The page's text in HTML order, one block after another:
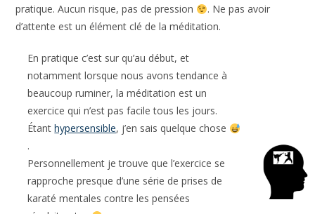
d’attente est un élément clé de la méditation.
notamment lorsque nous avons tendance à
beaucoup ruminer, la méditation est un
exercice qui n’est pas facile tous les jours.
Étanthypersensible, j’en sais quelque chose
.
Personnellement je trouve que l’exercice se
rapproche presque d’une série de prises de
karaté mentales contre les pensées
récalcitrantes